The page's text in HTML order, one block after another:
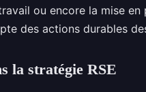
ou encore la mise en
des actions durables
la stratégie RSE